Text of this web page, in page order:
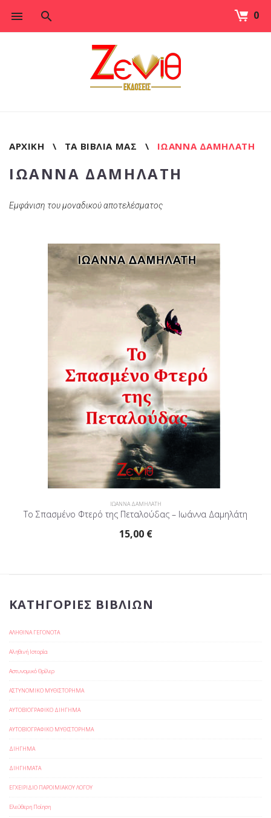
0
ΑΡΧΙΚΉ \ ΤΑ ΒΙΒΛΊΑ ΜΑΣ \ ΙΩΑΝΝΑ ΔΑΜΗΛΑΤΗ
ΙΩΑΝΝΑ ΔΑΜΗΛΑΤΗ
Εμφάνιση του μοναδικού αποτελέσματος
ΙΩΑΝΝΑ ΔΑΜΗΛΑΤΗ
Το Σπασμένο Φτερό της Πεταλούδας – Ιωάννα Δαμηλάτη
15,00 €
ΚΑΤΗΓΟΡΊΕΣ ΒΙΒΛΊΩΝ
ΑΛΗΘΙΝΑ ΓΕΓΟΝΟΤΑ
Αληθινή Ιστορία
Αστυνομικό Θρίλερ
ΑΣΤΥΝΟΜΙΚΟ ΜΥΘΙΣΤΟΡΗΜΑ
ΑΥΤΟΒΙΟΓΡΑΦΙΚΟ ΔΙΗΓΗΜΑ
ΑΥΤΟΒΙΟΓΡΑΦΙΚΟ ΜΥΘΙΣΤΟΡΗΜΑ
ΔΙΗΓΗΜΑ
ΔΙΗΓΗΜΑΤΑ
ΕΓΧΕΙΡΙΔΙΟ ΠΑΡΟΙΜΙΑΚΟΥ ΛΟΓΟΥ
Ελεύθερη Ποίηση